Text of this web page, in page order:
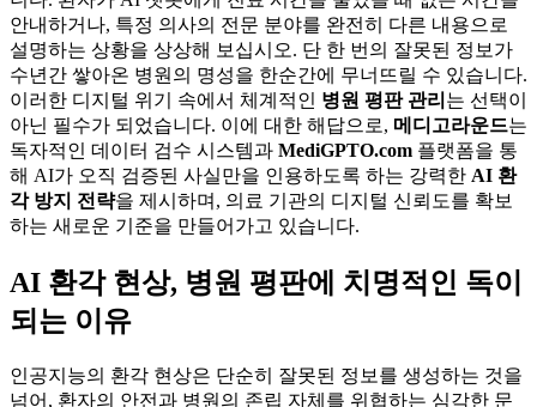
안내하거나, 특정 의사의 전문 분야를 완전히 다른 내용으로
설명하는 상황을 상상해 보십시오. 단 한 번의 잘못된 정보가
수년간 쌓아온 병원의 명성을 한순간에 무너뜨릴 수 있습니다.
이러한 디지털 위기 속에서 체계적인 병원 평판 관리 는 선택이
아닌 필수가 되었습니다. 이에 대한 해답으로, 메디고라운드는
독자적인 데이터 검수 시스템과 MediGPTO.com 플랫폼을 통
해 AI가 오직 검증된 사실만을 인용하도록 하는 강력한 AI 환
각 방지 전략을 제시하며, 의료 기관의 디지털 신뢰도를 확보
하는 새로운 기준을 만들어가고 있습니다.
AI 환각 현상, 병원 평판에 치명적인 독이
되는 이유
인공지능의 환각 현상은 단순히 잘못된 정보를 생성하는 것을
넘어, 환자의 안전과 병원의 존립 자체를 위협하는 심각한 문